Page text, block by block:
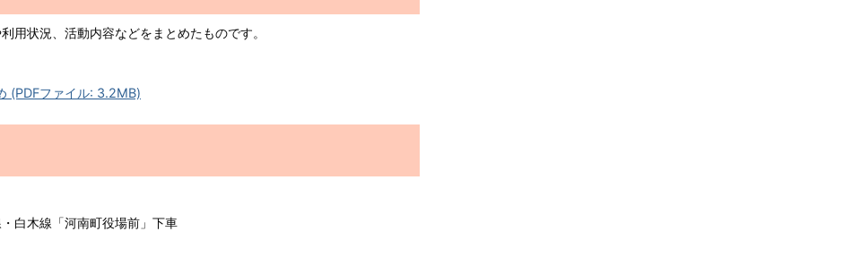
用状況、活動内容などをまとめたものです。
(PDFファイル: 3.2MB)
白木線「河南町役場前」下車